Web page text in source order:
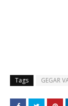
Tags GEGAR